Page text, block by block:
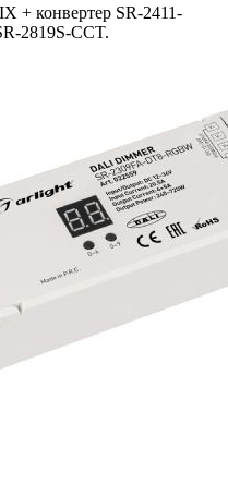
+ конвертер SR-2411-
2819S-CCT.